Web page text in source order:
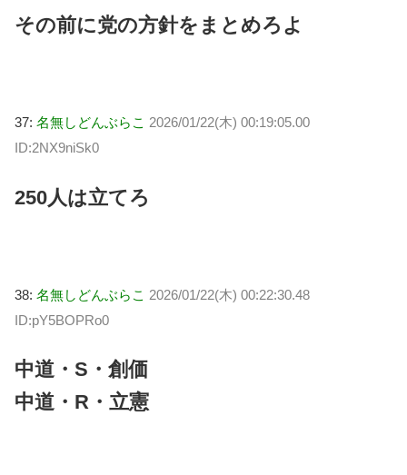
その前に党の方針をまとめろよ
37: 名無しどんぶらこ 2026/01/22(木) 00:19:05.00
ID:2NX9niSk0
250人は立てろ
38: 名無しどんぶらこ 2026/01/22(木) 00:22:30.48
ID:pY5BOPRo0
中道・S・創価
中道・R・立憲